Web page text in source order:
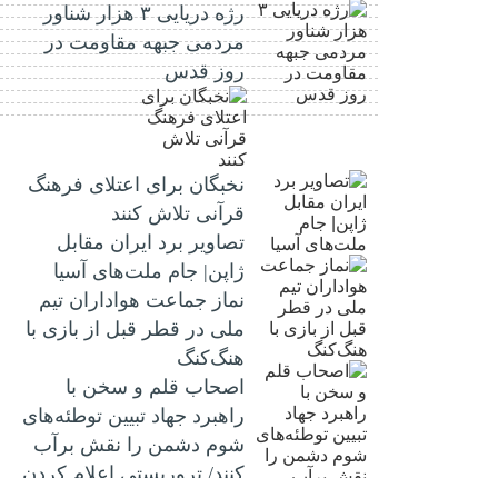
رژه دریایی ۳ هزار شناور
مردمی جبهه مقاومت در
روز قدس
نخبگان برای اعتلای فرهنگ
قرآنی تلاش کنند
تصاویر برد ایران مقابل
ژاپن| جام ملت‌های آسیا
نماز جماعت هواداران تیم
ملی در قطر قبل از بازی با
هنگ‌کنگ
اصحاب قلم و سخن با
راهبرد جهاد تبیین توطئه‌های
شوم دشمن را نقش برآب
کنند/ تروریستی اعلام کردن